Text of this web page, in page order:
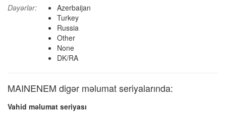
Dəyərlər:
Azerbaijan
Turkey
Russia
Other
None
DK/RA
MAINENEM digər məlumat seriyalarında:
Vahid məlumat seriyası